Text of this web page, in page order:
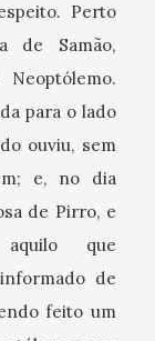
Perto
de Samão,
para o lado
ouviu, sem
e, no dia
de Pirro, e
que
de
feito um